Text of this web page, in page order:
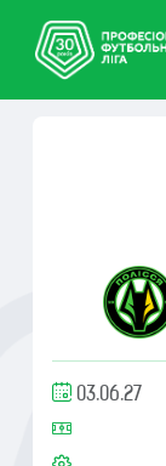
03.06.27